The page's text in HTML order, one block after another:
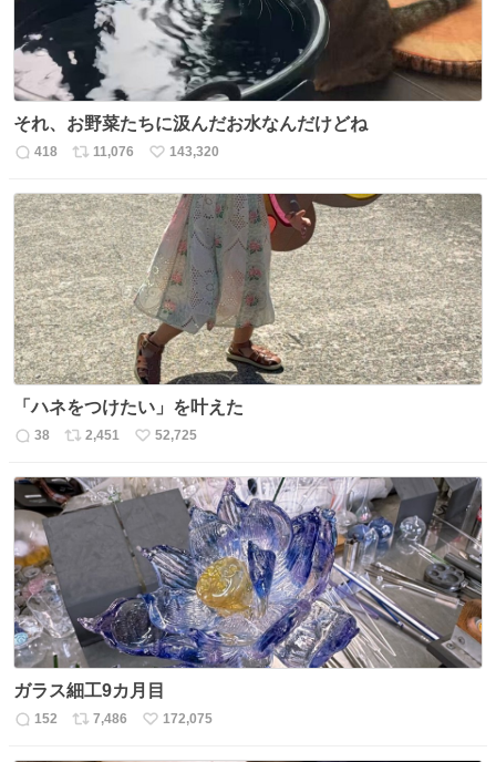
それ、お野菜たちに汲んだお水なんだけどね
返
数
418
リ
ス
ト
数
11,076
い
ね
数
143,320
「ハネをつけたい」を叶えた
返
数
38
リ
ス
ト
2,451
い
ね
52,725
ガラス細工9カ月目
返
152
リ
7,486
い
172,075